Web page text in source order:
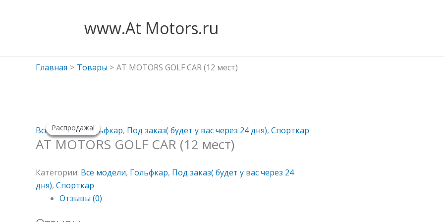
www.At Motors.ru
Главная Товары AT MOTORS GOLF CAR (12 мест)
Все модели,Гольфкар, Под заказ( будет у вас через 24 дня), Спорткар
AT MOTORS GOLF CAR (12 мест)
Категории: Все модели, Гольфкар, Под заказ( будет у вас через 24
дня), Спорткар
Отзывы (0)
Распродажа!
Распродажа! цена
составляла
цена:
524000 ₽.
Распродажа!
Распродажа! цена
составляла
цена:
105900 ₽.